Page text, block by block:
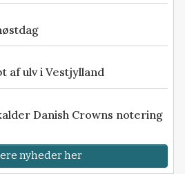
af ulv i Vestjylland
Danish Crowns notering
nyheder her